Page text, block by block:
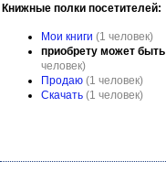
Книжные полки посетителей:
Мои книги (1 человек)
приобрету может быть
человек)
Продаю (1 человек)
Скачать (1 человек)